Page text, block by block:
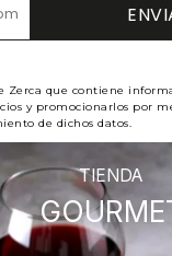
Zerca que contiene
y promocionarlos por
de dichos datos.
TIENDA